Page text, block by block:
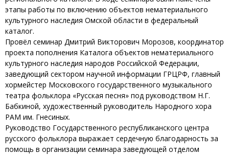
этапы работы по включению объектов нематериального
культурного наследия Омской области в федеральный
каталог.
Провёл семинар Дмитрий Викторович Морозов, координатор
проекта пополнения Каталога объектов нематериального
культурного наследия народов Российской Федерации,
заведующий сектором научной информации ГРЦРФ, главный
хормейстер Московского государственного музыкального
театра фольклора «Русская песня» под руководством Н.Г.
Бабкиной, художественный руководитель Народного хора
РАМ им. Гнесиных.
Руководство Государственного республиканского центра
русского фольклора выражает сердечную благодарность за
помощь в организации семинара заведующей отделом